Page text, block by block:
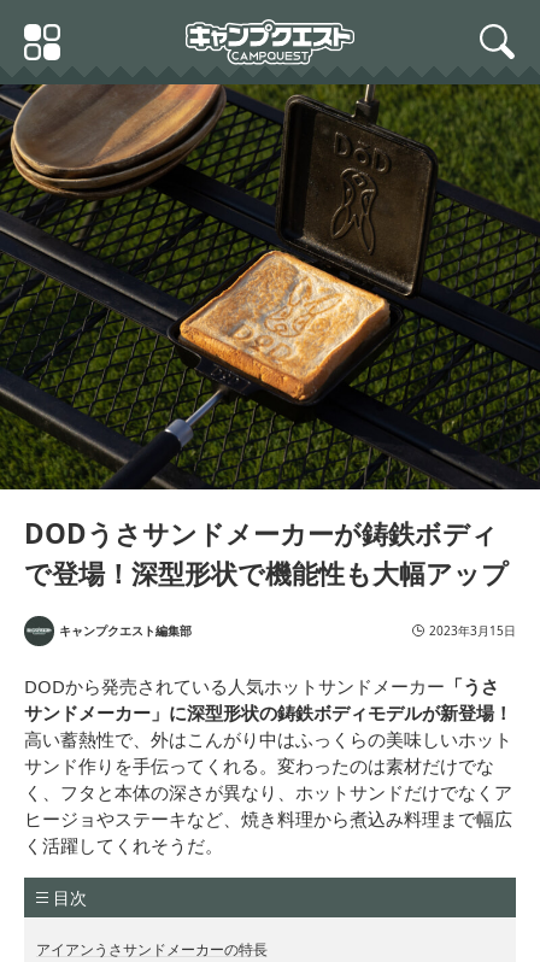
Primary
Menu
search
DODうさサンドメーカーが鋳鉄ボディ
で登場！深型形状で機能性も大幅アップ
キャンプクエスト編集部 2023年3月15日
DODから発売されている人気ホットサンドメーカー 「うさ
サンドメーカー」に深型形状の鋳鉄ボディモデルが新登場！
高い蓄熱性で、外はこんがり中はふっくらの美味しいホット
サンド作りを手伝ってくれる。変わったのは素材だけでな
く、フタと本体の深さが異なり、ホットサンドだけでなくア
ヒージョやステーキなど、焼き料理から煮込み料理まで幅広
く活躍してくれそうだ。
目次
アイアンうさサンドメーカーの特長